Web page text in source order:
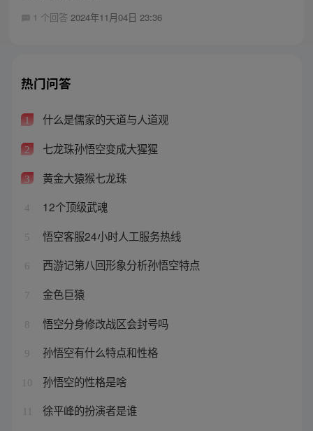
1 个回答 2024年11月04日 23:36
热门问答
1 什么是儒家的天道与人道观
2 七龙珠孙悟空变成大猩猩
3 黄金大猿猴七龙珠
4 12个顶级武魂
5 悟空客服24小时人工服务热线
6 西游记第八回形象分析孙悟空特点
7 金色巨猿
8 悟空分身修改战区会封号吗
9 孙悟空有什么特点和性格
10 孙悟空的性格是啥
徐平峰的扮演者是谁